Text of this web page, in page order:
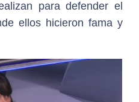
para defender el
ellos hicieron fama y